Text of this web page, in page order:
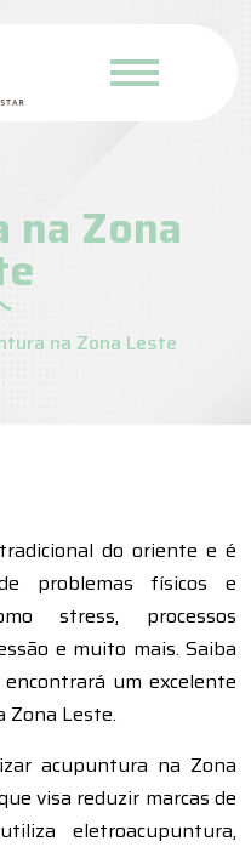
na Zona
na Zona Leste
do oriente e é
problemas físicos e
stress, processos
e muito mais. Saiba
um excelente
Leste.
acupuntura na Zona
visa reduzir marcas de
eletroacupuntura,